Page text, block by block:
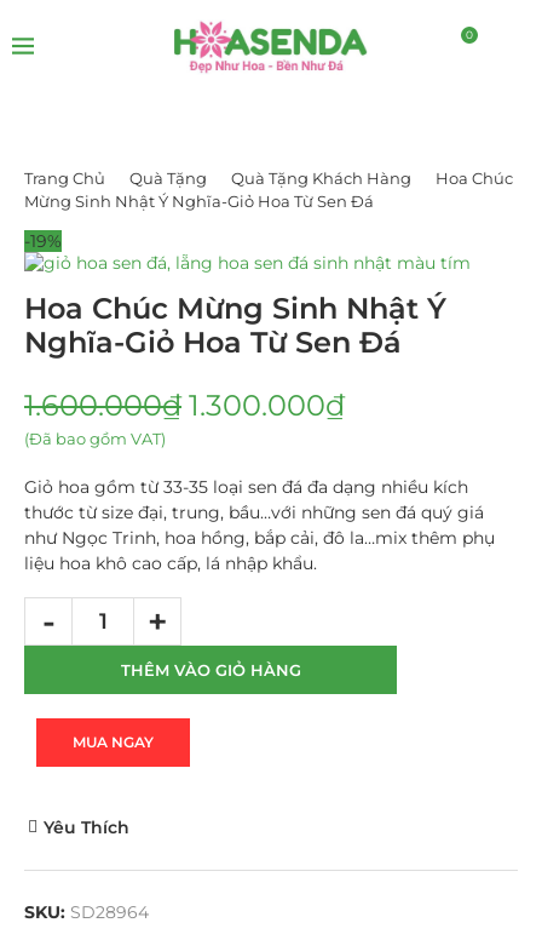
0
Trang Chủ Quà Tặng Quà Tặng Khách Hàng
Hoa Chúc
Mừng Sinh Nhật Ý Nghĩa-Giỏ Hoa Từ Sen Đá
-19%
Hoa Chúc Mừng Sinh Nhật Ý
Nghĩa-Giỏ Hoa Từ Sen Đá
1.600.000₫ 1.300.000₫
(Đã bao gồm VAT)
Giỏ hoa gồm từ 33-35 loại sen đá đa dạng nhiều kích
thước từ size đại, trung, bầu…với những sen đá quý giá
như Ngọc Trinh, hoa hồng, bắp cải, đô la…mix thêm phụ
liệu hoa khô cao cấp, lá nhập khẩu.
THÊM VÀO GIỎ HÀNG
MUA NGAY
Yêu Thích
SKU: SD28964